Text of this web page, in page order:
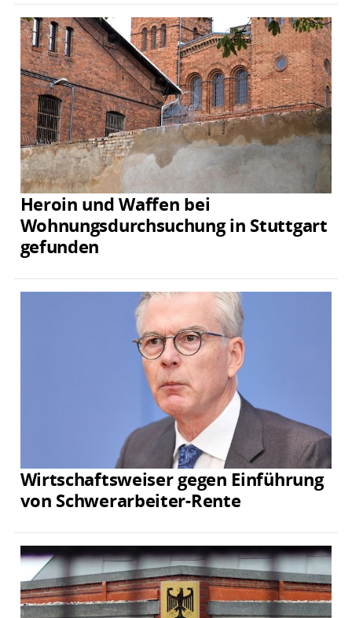
Heroin und Waffen bei
Wohnungsdurchsuchung in Stuttgart
gefunden
Wirtschaftsweiser gegen Einführung
von Schwerarbeiter-Rente